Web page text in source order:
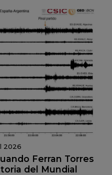
2026
Ferran Torres
del Mundial